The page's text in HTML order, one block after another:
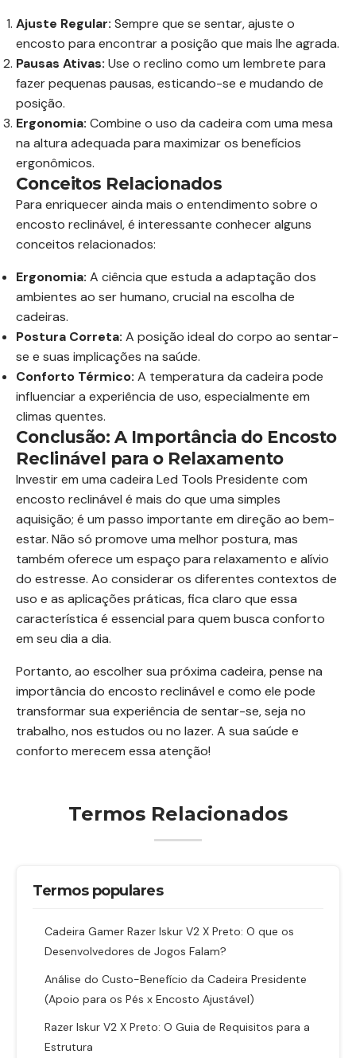
Ajuste Regular: Sempre que se sentar, ajuste o
encosto para encontrar a posição que mais lhe agrada.
Pausas Ativas: Use o reclino como um lembrete para
fazer pequenas pausas, esticando-se e mudando de
posição.
Ergonomia: Combine o uso da cadeira com uma mesa
na altura adequada para maximizar os benefícios
ergonômicos.
Conceitos Relacionados
Para enriquecer ainda mais o entendimento sobre o
encosto reclinável, é interessante conhecer alguns
conceitos relacionados:
Ergonomia: A ciência que estuda a adaptação dos
ambientes ao ser humano, crucial na escolha de
cadeiras.
Postura Correta: A posição ideal do corpo ao sentar-
se e suas implicações na saúde.
Conforto Térmico: A temperatura da cadeira pode
influenciar a experiência de uso, especialmente em
climas quentes.
Conclusão: A Importância do Encosto
Reclinável para o Relaxamento
Investir em uma cadeira Led Tools Presidente com
encosto reclinável é mais do que uma simples
aquisição; é um passo importante em direção ao bem-
estar. Não só promove uma melhor postura, mas
também oferece um espaço para relaxamento e alívio
do estresse. Ao considerar os diferentes contextos de
uso e as aplicações práticas, fica claro que essa
característica é essencial para quem busca conforto
em seu dia a dia.
Portanto, ao escolher sua próxima cadeira, pense na
importância do encosto reclinável e como ele pode
transformar sua experiência de sentar-se, seja no
trabalho, nos estudos ou no lazer. A sua saúde e
conforto merecem essa atenção!
Termos Relacionados
Termos populares
Cadeira Gamer Razer Iskur V2 X Preto: O que os
Desenvolvedores de Jogos Falam?
Análise do Custo-Benefício da Cadeira Presidente
(Apoio para os Pés x Encosto Ajustável)
Razer Iskur V2 X Preto: O Guia de Requisitos para a
Estrutura